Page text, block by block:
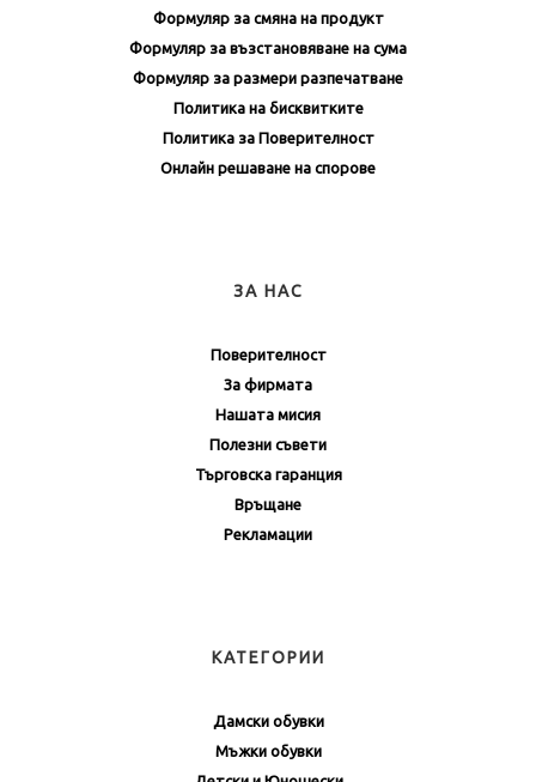
Формуляр за смяна на продукт
Формуляр за възстановяване на сума
Формуляр за размери разпечатване
Политика на бисквитките
Политика за Поверителност
Онлайн решаване на спорове
ЗА НАС
Поверителност
За фирмата
Нашата мисия
Полезни съвети
Търговска гаранция
Връщане
Рекламации
КАТЕГОРИИ
Дамски обувки
Мъжки обувки